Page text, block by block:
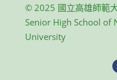
© 2025 國立高雄師範
Senior High School of
University